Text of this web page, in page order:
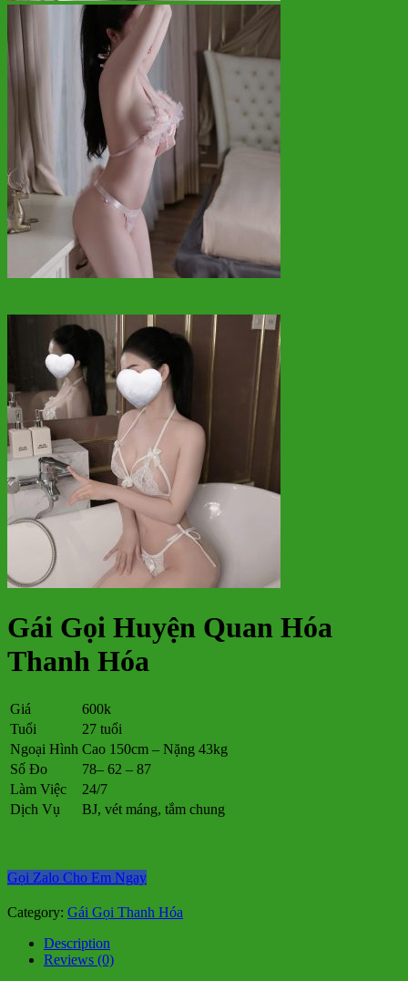
Gái Gọi Huyện Quan Hóa
Thanh Hóa
Giá
600k
Tuổi
27 tuổi
Ngoại Hình Cao 150cm – Nặng 43kg
Số Đo
78– 62 – 87
Làm Việc
24/7
Dịch Vụ
BJ, vét máng, tắm chung
Gọi Zalo Cho Em Ngay
Category: Gái Gọi Thanh Hóa
Description
Reviews (0)